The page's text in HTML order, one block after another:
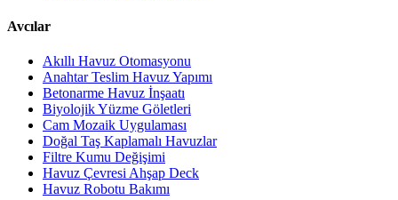
Avcılar
Akıllı Havuz Otomasyonu
Anahtar Teslim Havuz Yapımı
Betonarme Havuz İnşaatı
Biyolojik Yüzme Göletleri
Cam Mozaik Uygulaması
Doğal Taş Kaplamalı Havuzlar
Filtre Kumu Değişimi
Havuz Çevresi Ahşap Deck
Havuz Robotu Bakımı